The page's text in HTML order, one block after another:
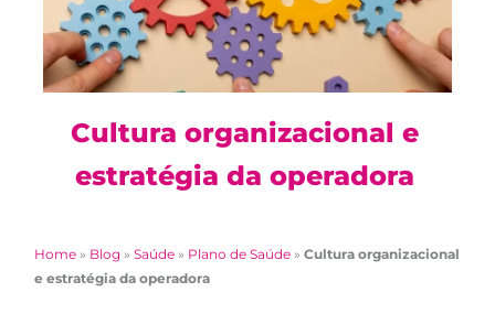
Cultura organizacional e
estratégia da operadora
Home » Blog »Saúde » Plano de Saúde »Cultura organizacional
e estratégia da operadora